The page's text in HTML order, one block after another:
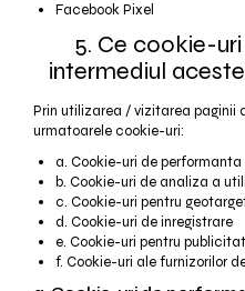
Facebook Pixel
5. Ce cookie-
intermediul
Prin utilizarea / vizitarea paginii
urmatoarele cookie-uri:
a. Cookie-uri de
b. Cookie-uri de analiza a
c. Cookie-uri pentru
d. Cookie-uri de inregistrare
e. Cookie-uri pentru
f. Cookie-uri ale furnizorilor